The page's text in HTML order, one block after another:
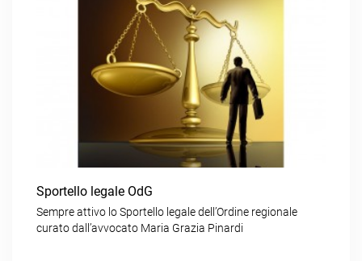
Sportello legale OdG
Sempre attivo lo Sportello legale dell’Ordine regionale
curato dall’avvocato Maria Grazia Pinardi